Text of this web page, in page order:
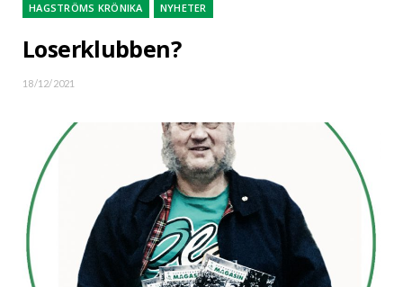
HAGSTRÖMS KRÖNIKA NYHETER
Loserklubben?
18/12/2021